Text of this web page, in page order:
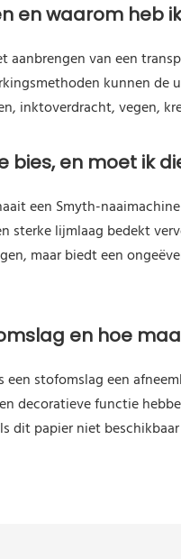
en waarom heb
aanbrengen van een
kunnen de
inktoverdracht, vegen,
bies, en moet ik
een Smyth-
sterke lijmlaag bedekt
maar biedt een
en hoe
een stofomslag een
decoratieve functie
dit papier niet